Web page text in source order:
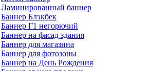
Ламинированный баннер
Баннер Блэкбек
Баннер Г1 негорючий
Баннер на фасад здания
Баннер для магазина
Баннер для фотозоны
Баннер на День Рождения